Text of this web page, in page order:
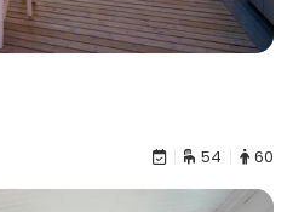
54 60